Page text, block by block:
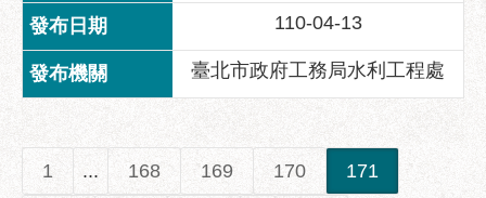
110-04-13
臺北市政府工務局水利工程處
1 ... 168 169 170 171